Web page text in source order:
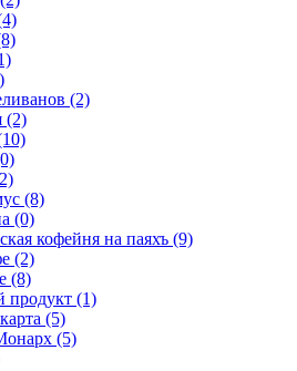
(2)
(2)
(8)
(0)
кофейня на паяхъ (9)
(2)
(8)
продукт (1)
(5)
(5)